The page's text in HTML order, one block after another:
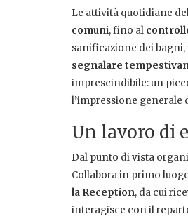
Le attività quotidiane
comuni, fino al
sanificazione dei
segnalare
imprescindibile: un
l’impressione generale
Un lavoro di
Dal punto di vista
Collabora in primo
la Reception, da cui
interagisce con il